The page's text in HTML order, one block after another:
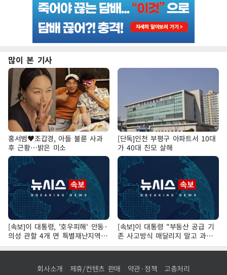
많이 본 기사
홍서범♥조갑경, 아들 불륜 사과
후 근황…밝은 미소
[단독]인천 부평구 아파트서 10대
가 40대 친모 살해
[속보]이 대통령, '호우피해' 안동·
의성 관할 4개 면 특별재난지역
선포
[속보]이 대통령 "부동산 공급 기
존 사고방식 매달리지 말고 과감
히 실천"
회사소개 제휴/컨텐츠 판매 약관·정책 고충처리